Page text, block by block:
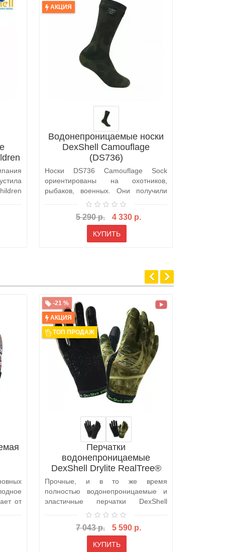
АКЦИЯ
Водонепроницаемые носки
DexShell Camouflage
(DS736)
Носки DS736 Camouflage Sock
ориентированы на охотников,
рыбаков, военных. Они получили
незаметную ка..
5 290 р. 4 330 р.
КУПИТЬ
от
-21 %
АКЦИЯ
ТОП ПРОДАЖ
Перчатки
водонепроницаемые
DexShell Drylite RealTree®
MAX-5® (DG9946)
Прочные, и в то же время
полностью водонепроницаемые и
эластичные перчатки DexShell
DG9946RTC были р..
7 043 р. 5 590 р.
КУПИТЬ